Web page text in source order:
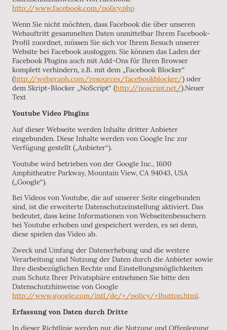
http://www.facebook.com/policy.php
Wenn Sie nicht möchten, dass Facebook die über unseren
Webauftritt gesammelten Daten unmittelbar Ihrem Facebook-
Profil zuordnet, müssen Sie sich vor Ihrem Besuch unserer
Website bei Facebook ausloggen. Sie können das Laden der
Facebook Plugins auch mit Add-Ons für Ihren Browser
komplett verhindern, z.B. mit dem „Facebook Blocker“
(http://webgraph.com/resources/facebookblocker/) oder
dem Skript-Blocker „NoScript“ (http://noscript.net/).Neuer
Text
Youtube Video Plugins
Auf dieser Webseite werden Inhalte dritter Anbieter
eingebunden. Diese Inhalte werden von Google Inc zur
Verfügung gestellt („Anbieter“).
Youtube wird betrieben von der Google Inc., 1600
Amphitheatre Parkway, Mountain View, CA 94043, USA
(„Google“).
Bei Videos von Youtube, die auf unserer Seite eingebunden
sind, ist die erweiterte Datenschutzeinstellung aktiviert. Das
bedeutet, dass keine Informationen von Webseitenbesuchern
bei Youtube erhoben und gespeichert werden, es sei denn,
diese spielen das Video ab.
Zweck und Umfang der Datenerhebung und die weitere
Verarbeitung und Nutzung der Daten durch die Anbieter sowie
Ihre diesbezüglichen Rechte und Einstellungsmöglichkeiten
zum Schutz Ihrer Privatsphäre entnehmen Sie bitte den
Datenschutzhinweise von Google
http://www.google.com/intl/de/+/policy/+1button.html.
Erfassung von Daten durch Dritte
In dieser Richtlinie werden nur die Nutzung und Offenlegung